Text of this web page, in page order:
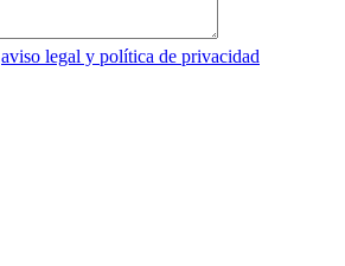
aviso legal y política de privacidad